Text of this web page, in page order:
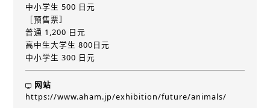
中小学生 500 日元
［预售票］
普通 1,200 日元
高中生大学生 800日元
中小学生 300 日元
网站
https://www.aham.jp/exhibition/future/animals/